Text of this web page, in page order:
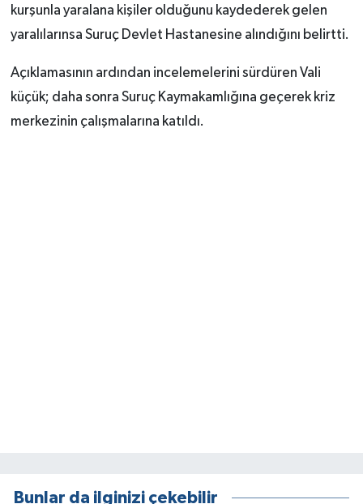
kurşunla yaralana kişiler olduğunu kaydederek gelen
yaralılarınsa Suruç Devlet Hastanesine alındığını belirtti.
Açıklamasının ardından incelemelerini sürdüren Vali
küçük; daha sonra Suruç Kaymakamlığına geçerek kriz
merkezinin çalışmalarına katıldı.
Bunlar da ilginizi çekebilir